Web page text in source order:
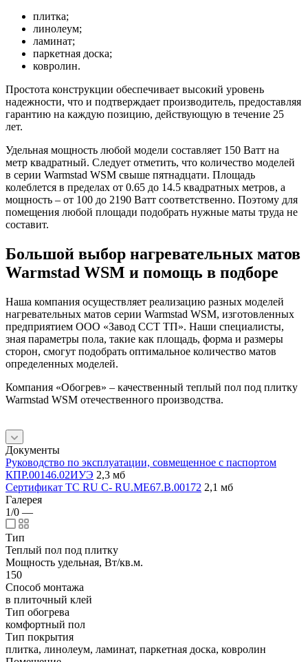
плитка;
линолеум;
ламинат;
паркетная доска;
ковролин.
Простота конструкции обеспечивает высокий уровень
надежности, что и подтверждает производитель, предоставляя
гарантию на каждую позицию, действующую в течение 25
лет.
Удельная мощность любой модели составляет 150 Ватт на
метр квадратный. Следует отметить, что количество моделей
в серии Warmstad WSM свыше пятнадцати. Площадь
колеблется в пределах от 0.65 до 14.5 квадратных метров, а
мощность – от 100 до 2190 Ватт соответственно. Поэтому для
помещения любой площади подобрать нужные маты труда не
составит.
Большой выбор нагревательных матов
Warmstad WSM и помощь в подборе
Наша компания осуществляет реализацию разных моделей
нагревательных матов серии Warmstad WSM, изготовленных
предприятием ООО «Завод ССТ ТП». Наши специалисты,
зная параметры пола, такие как площадь, форма и размеры
сторон, смогут подобрать оптимальное количество матов
определенных моделей.
Компания «Обогрев» – качественный теплый пол под плитку
Warmstad WSM отечественного производства.
Документы
Руководство по эксплуатации, совмещенное с паспортом
КПР.00146.02ИУЭ 2,3 мб
Сертификат TC RU C- RU.ME67.B.00172 2,1 мб
Галерея
1/0 —
Тип
Теплый пол под плитку
Мощность удельная, Вт/кв.м.
150
Способ монтажа
в плиточный клей
Тип обогрева
комфортный пол
Тип покрытия
плитка, линолеум, ламинат, паркетная доска, ковролин